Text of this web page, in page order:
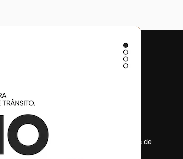
Documentação
Atendimento
Termos e
condições
Política de
Tendências de